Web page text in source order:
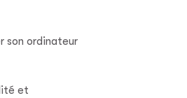
son ordinateur
et